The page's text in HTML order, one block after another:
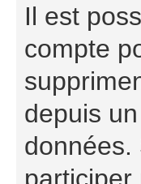
Il est
compte
depuis
données.